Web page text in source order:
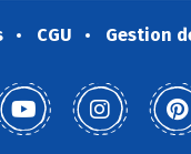
CGU Gestion